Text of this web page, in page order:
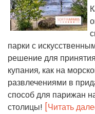
парки с
решение для
купания, как на
развлечениями в
способ для парижан
столицы! [Читать